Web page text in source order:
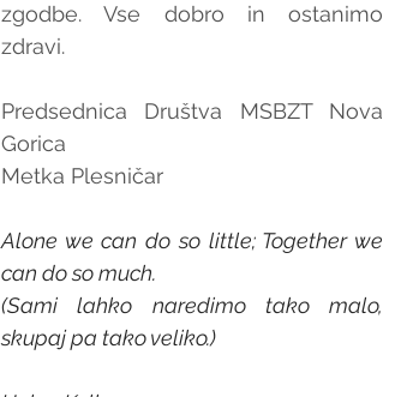
zgodbe. Vse dobro in ostanimo
zdravi.
Predsednica Društva MSBZT Nova
Gorica
Metka Plesničar
Alone we can do so little; Together we
can do so much.
(Sami lahko naredimo tako malo,
skupaj pa tako veliko.)